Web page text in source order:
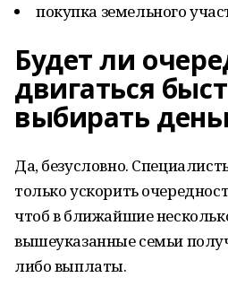
покупка земельного
Будет ли
двигаться
выбирать
Да, безусловно.
только ускорить
чтоб в ближайшие
вышеуказанные семьи
либо выплаты.